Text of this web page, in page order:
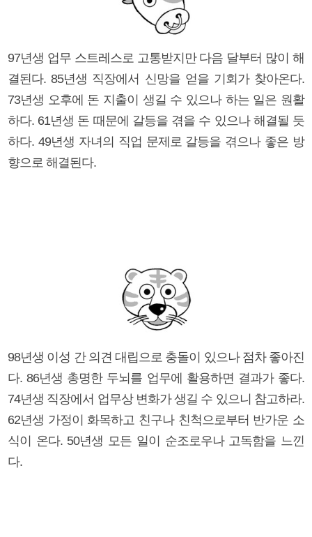
97년생 업무 스트레스로 고통받지만 다음 달부터 많이 해
결된다. 85년생 직장에서 신망을 얻을 기회가 찾아온다.
73년생 오후에 돈 지출이 생길 수 있으나 하는 일은 원활
하다. 61년생 돈 때문에 갈등을 겪을 수 있으나 해결될 듯
하다. 49년생 자녀의 직업 문제로 갈등을 겪으나 좋은 방
향으로 해결된다.
98년생 이성 간 의견 대립으로 충돌이 있으나 점차 좋아진
다. 86년생 총명한 두뇌를 업무에 활용하면 결과가 좋다.
74년생 직장에서 업무상 변화가 생길 수 있으니 참고하라.
62년생 가정이 화목하고 친구나 친척으로부터 반가운 소
식이 온다. 50년생 모든 일이 순조로우나 고독함을 느낀
다.